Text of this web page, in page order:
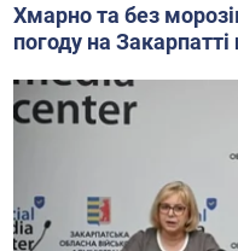
Хмарно та без
погоду на